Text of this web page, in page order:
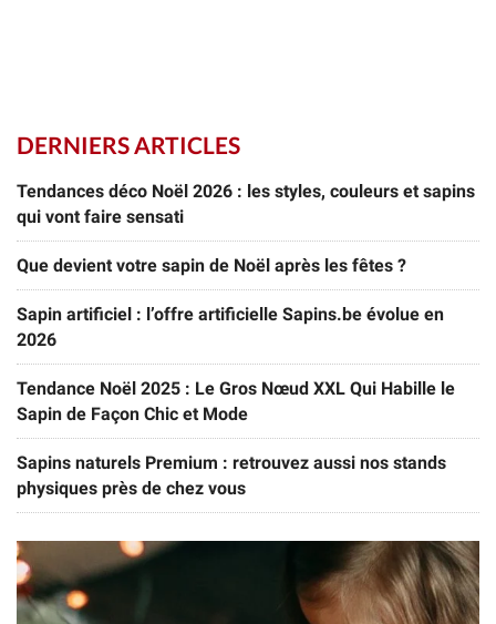
DERNIERS ARTICLES
Tendances déco Noël 2026 : les styles, couleurs et sapins
qui vont faire sensati
Que devient votre sapin de Noël après les fêtes ?
Sapin artificiel : l’offre artificielle Sapins.be évolue en
2026
Tendance Noël 2025 : Le Gros Nœud XXL Qui Habille le
Sapin de Façon Chic et Mode
Sapins naturels Premium : retrouvez aussi nos stands
physiques près de chez vous